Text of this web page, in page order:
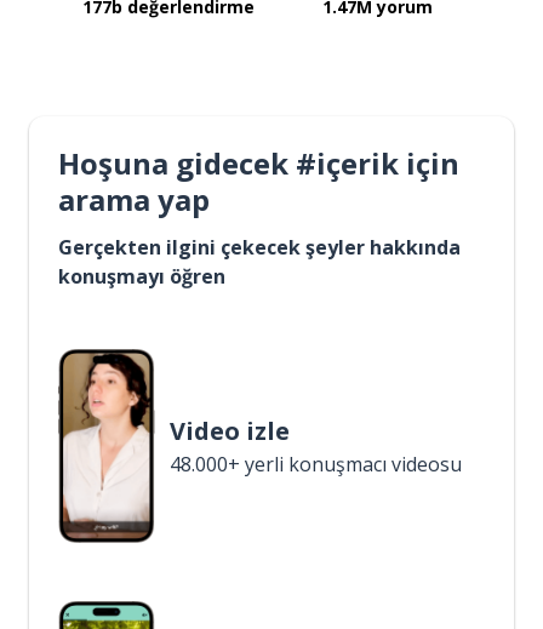
177b değerlendirme 1.47M yorum
Hoşuna gidecek #içerik için
arama yap
Gerçekten ilgini çekecek şeyler hakkında
konuşmayı öğren
Video izle
48.000+ yerli konuşmacı videosu